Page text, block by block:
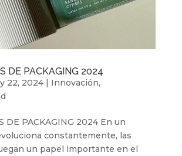
DE PACKAGING 2024
22, 2024| Innovación,
DE PACKAGING 2024 En un
constantemente, las
un papel importante en el